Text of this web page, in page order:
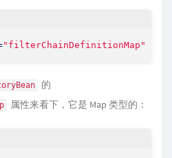
"filterChainDefinitionMap"
的
属性来看下，它是 Map 类型的：